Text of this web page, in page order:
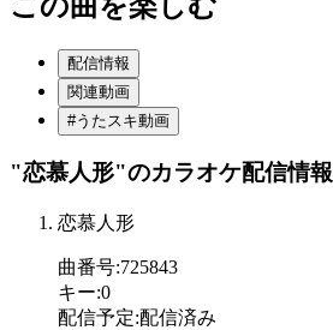
配信情報
関連動画
#うたスキ動画
"恋慕人形"のカラオケ配信情報
恋慕人形
曲番号:725843
キー:0
配信予定:配信済み